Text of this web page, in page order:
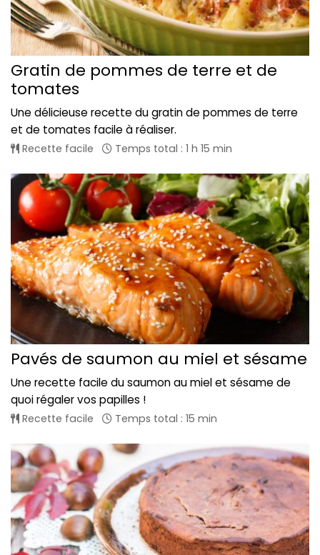
Gratin de pommes de terre et de
tomates
Une délicieuse recette du gratin de pommes de terre
et de tomates facile à réaliser.
Recette facile Temps total : 1 h 15 min
Pavés de saumon au miel et sésame
Une recette facile du saumon au miel et sésame de
quoi régaler vos papilles !
Recette facile Temps total : 15 min